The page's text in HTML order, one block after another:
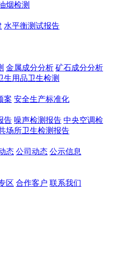
烟检测
水平衡测试报告
金属成分分析 矿石成分分析
生用品卫生检测
案 安全生产标准化
告 噪声检测报告 中央空调检
场所卫生检测报告
态 公司动态 公示信息
区 合作客户 联系我们